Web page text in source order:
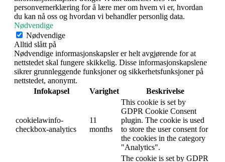
personvernerklæring for å lære mer om hvem vi er, hvordan
du kan nå oss og hvordan vi behandler personlig data.
Nødvendige
Nødvendige
Alltid slått på
Nødvendige informasjonskapsler er helt avgjørende for at
nettstedet skal fungere skikkelig. Disse informasjonskapslene
sikrer grunnleggende funksjoner og sikkerhetsfunksjoner på
nettstedet, anonymt.
Infokapsel
Varighet Beskrivelse
cookielawinfo-
checkbox-analytics
11
months
This cookie is set by
GDPR Cookie Consent
plugin. The cookie is used
to store the user consent for
the cookies in the category
"Analytics".
The cookie is set by GDPR